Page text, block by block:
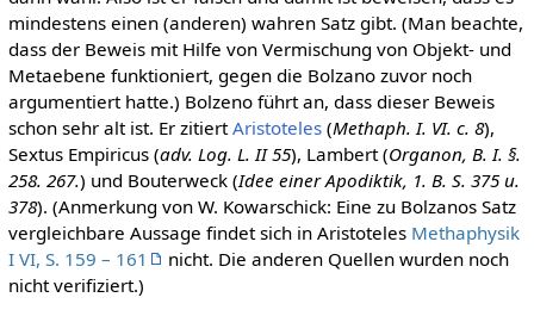
mindestens einen (anderen) wahren Satz gibt. (Man beachte,
dass der Beweis mit Hilfe von Vermischung von Objekt- und
Metaebene funktioniert, gegen die Bolzano zuvor noch
argumentiert hatte.) Bolzeno führt an, dass dieser Beweis
schon sehr alt ist. Er zitiertAristoteles(Methaph. I. VI. c. 8),
Sextus Empiricus (adv. Log. L. II 55), Lambert (Organon, B. I. §.
258. 267.) und Bouterweck (Idee einer Apodiktik, 1. B. S. 375 u.
378). (Anmerkung von W. Kowarschick: Eine zu Bolzanos Satz
vergleichbare Aussage findet sich in Aristoteles Methaphysik
I VI, S. 159 – 161
nicht. Die anderen Quellen wurden noch
nicht verifiziert.)